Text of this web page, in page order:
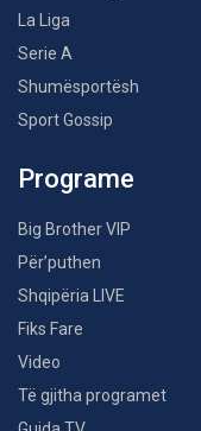
La Liga
Serie A
Shumësportësh
Sport Gossip
Programe
Big Brother VIP
Për’puthen
Shqipëria LIVE
Fiks Fare
Video
Të gjitha programet